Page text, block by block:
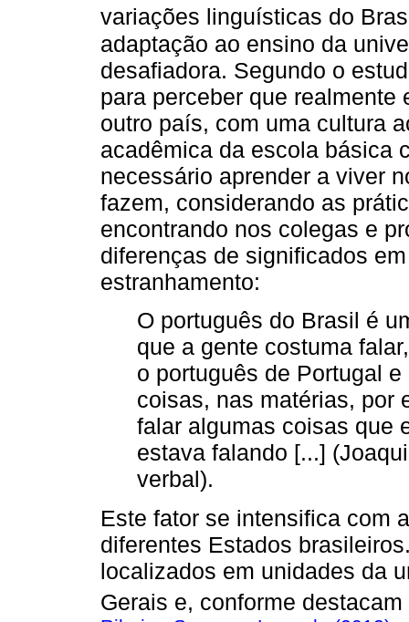
variações linguísticas do
adaptação ao ensino da
desafiadora. Segundo o
para perceber que
outro país, com uma cultura
acadêmica da escola básica
necessário aprender a viver
fazem, considerando as
encontrando nos colegas e
diferenças de significados
estranhamento:
O português do Brasil é
que a gente costuma
o português de Portugal
coisas, nas matérias, por
falar algumas coisas que
estava falando [...]
verbal).
Este fator se intensifica com
diferentes Estados
localizados em unidades da
Gerais e, conforme